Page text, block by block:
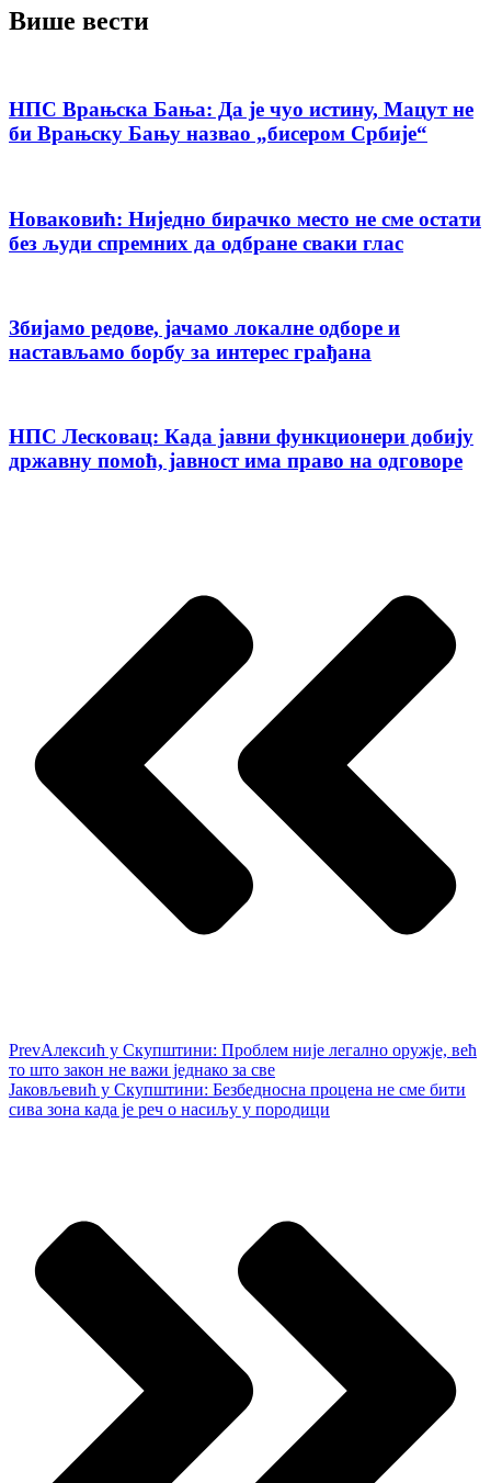
Више вести
НПС Врањска Бања: Да је чуо истину, Мацут не
би Врањску Бању назвао „бисером Србије“
Новаковић: Ниједно бирачко место не сме остати
без људи спремних да одбране сваки глас
Збијамо редове, јачамо локалне одборе и
настављамо борбу за интерес грађана
НПС Лесковац: Када јавни функционери добију
државну помоћ, јавност има право на одговоре
PrevАлексић у Скупштини: Проблем није легално оружје, већ
то што закон не важи једнако за све
Јаковљевић у Скупштини: Безбедносна процена не сме бити
сива зона када је реч о насиљу у породици